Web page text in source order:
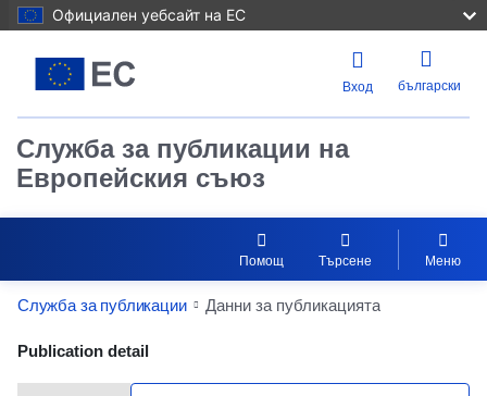
Официален уебсайт на ЕС
Вход български
Служба за публикации на
Европейския съюз
Помощ Търсене Меню
Служба за публикации Данни за публикацията
Publication Detail Actions Portlet
Publication detail